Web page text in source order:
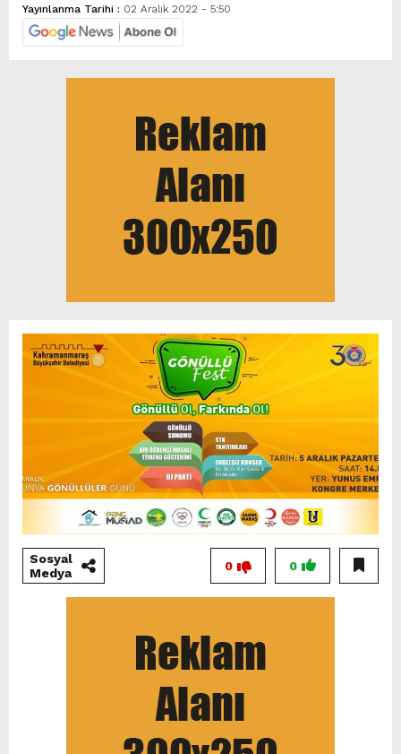
Yayınlanma Tarihi : 02 Aralık 2022 - 5:50
Sosyal
Medya
0
0